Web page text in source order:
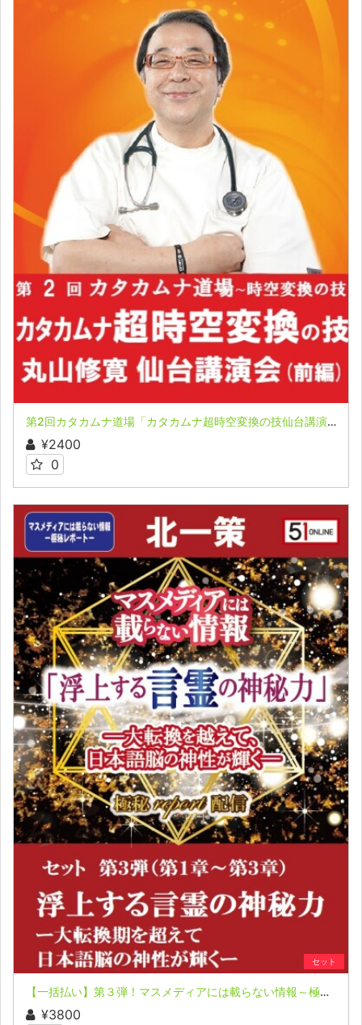
第2回カタカムナ道場「カタカムナ超時空変換の技仙台講演会(前編)」
¥2400
0
セット
【一括払い】第３弾！マスメディアには載らない情報～極秘レポート～「浮上する言霊の神秘力」北一策氏
¥3800